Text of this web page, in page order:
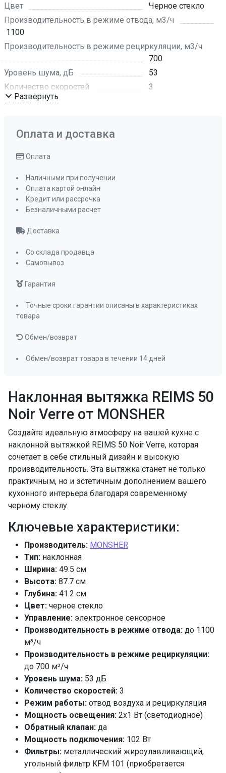
Цвет
Черное стекло
Производительность в режиме отвода, м3/ч
1100
Производительность в режиме рециркуляции, м3/ч
700
Уровень шума, дБ
53
Количество скоростей
3
Режим работы
Обратный клапан
Угольный фильтр
ПРОМО Скидка
Развернуть
Наклонная вытяжка REIMS 50
Noir Verre от MONSHER
Создайте идеальную атмосферу на вашей кухне с
наклонной вытяжкой REIMS 50 Noir Verre, которая
сочетает в себе стильный дизайн и высокую
производительность. Эта вытяжка станет не только
практичным, но и эстетичным дополнением вашего
кухонного интерьера благодаря современному
черному стеклу.
Ключевые характеристики:
Производитель: MONSHER
Тип: наклонная
Ширина: 49.5 см
Высота: 87.7 см
Глубина: 41.2 см
Цвет: черное стекло
Управление: электронное сенсорное
Производительность в режиме отвода: до 1100
м³/ч
Производительность в режиме рециркуляции:
до 700 м³/ч
Уровень шума: 53 дБ
Количество скоростей: 3
Режим работы: отвод воздуха и рециркуляция
Мощность освещения: 2х1 Вт (светодиодное)
Обратный клапан: да
Мощность подключения: 102 Вт
Фильтры: металлический жироулавливающий,
угольный фильтр KFM 101 (приобретается
Оплата и доставка
Оплата
Наличными при получении
Оплата картой онлайн
Кредит или рассрочка
Безналичными расчет
Доставка
Со склада продавца
Самовывоз
Гарантия
Точные сроки гарантии описаны в характеристиках
товара
Обмен/возврат
Обмен/возврат товара в течении 14 дней